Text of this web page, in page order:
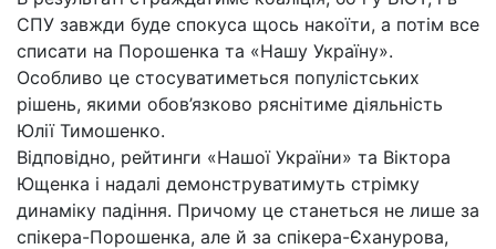
СПУ завжди буде спокуса щось накоїти, а потім все
списати на Порошенка та «Нашу Україну».
Особливо це стосуватиметься популістських
рішень, якими обов’язково ряснітиме діяльність
Юлії Тимошенко.
Відповідно, рейтинги «Нашої України» та Віктора
Ющенка і надалі демонструватимуть стрімку
динаміку падіння. Причому це станеться не лише за
спікера-Порошенка, але й за спікера-Єханурова,